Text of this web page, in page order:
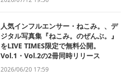
人気インフルエンサー・ねこみ。、デ
ジタル写真集『ねこみ。のぜんぶ。』
をLIVE TIMES限定で無料公開。
Vol.1・Vol.2の2冊同時リリース
2026/06/20 17:59